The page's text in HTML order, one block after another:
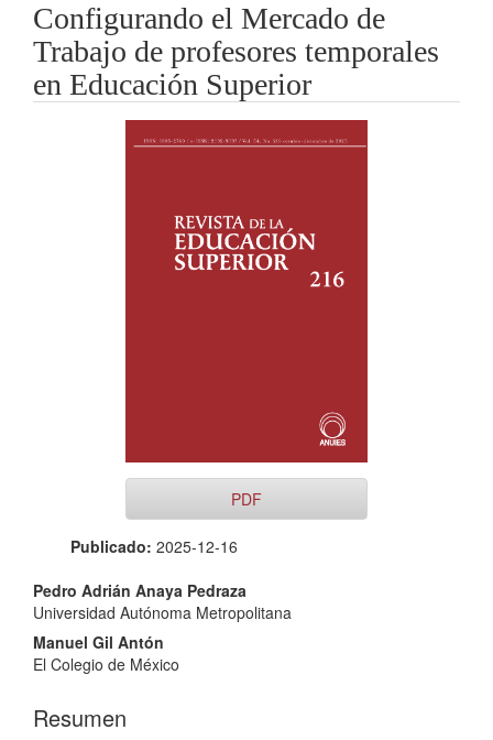
Configurando el Mercado de
Trabajo de profesores temporales
en Educación Superior
PDF
Publicado: 2025-12-16
Contenido
principal
del
artículo
Pedro Adrián Anaya Pedraza
Universidad Autónoma Metropolitana
Manuel Gil Antón
El Colegio de México
Resumen